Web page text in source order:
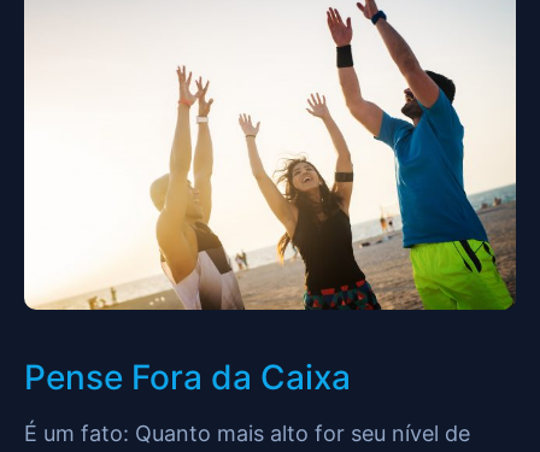
Pense Fora da Caixa
É um fato: Quanto mais alto for seu nível de